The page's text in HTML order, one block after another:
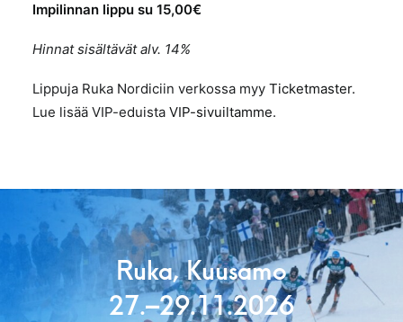
Impilinnan lippu su 15,00€
Hinnat sisältävät alv. 14%
Lippuja Ruka Nordiciin verkossa myy Ticketmaster.
Lue lisää VIP-eduista VIP-sivuiltamme.
Ruka, Kuusamo
27.–29.11.2026